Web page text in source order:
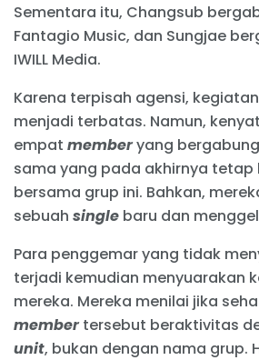
Sementara itu, Changsub
Fantagio Music, dan Sungjae
IWILL Media.
Karena terpisah agensi,
menjadi terbatas. Namun,
empat memberyang
sama yang pada akhirnya
bersama grup ini. Bahkan,
sebuah single baru dan
Para penggemar yang tidak
terjadi kemudian menyuarakan
mereka. Mereka menilai jika
membertersebut beraktivitas
unit, bukan dengan nama grup.